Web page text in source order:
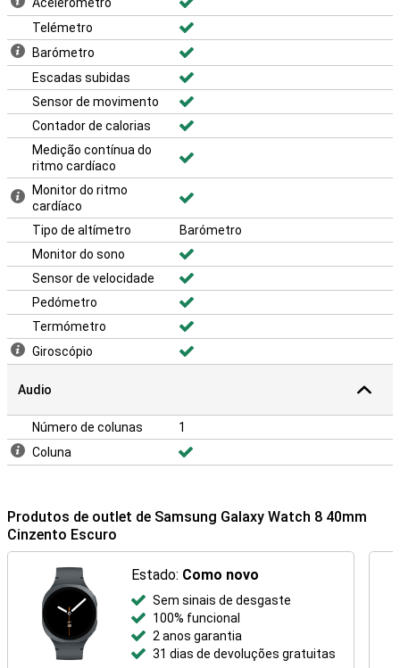
Telémetro
Barómetro
Escadas subidas
Sensor de movimento
Contador de calorias
Medição contínua do
ritmo cardíaco
Monitor do ritmo
cardíaco
Tipo de altímetro
Barómetro
Monitor do sono
Sensor de velocidade
Pedómetro
Termómetro
Giroscópio
Audio
Número de colunas
1
Coluna
Produtos de outlet de Samsung Galaxy Watch 8 40mm
Cinzento Escuro
Estado: Como novo
Sem sinais de desgaste
100% funcional
2 anos garantia
31 dias de devoluções gratuitas